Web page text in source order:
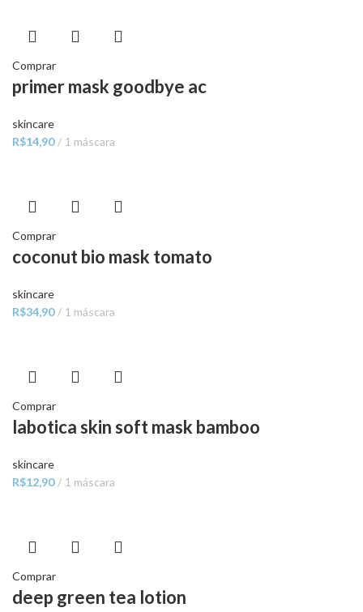
Comprar
primer mask goodbye ac
skincare
R$14,90 1 máscara
Comprar
coconut bio mask tomato
skincare
R$34,90 1 máscara
Comprar
labotica skin soft mask bamboo
skincare
R$12,90 1 máscara
Comprar
deep green tea lotion